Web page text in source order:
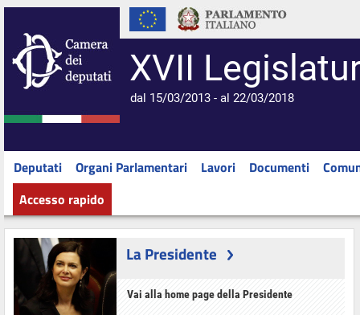
XVII
dal 15/03/2013 - al 22/03/2018
Deputati Organi Parlamentari Lavori Documenti
Accesso rapido
La Presidente
Vai alla home page della Presidente